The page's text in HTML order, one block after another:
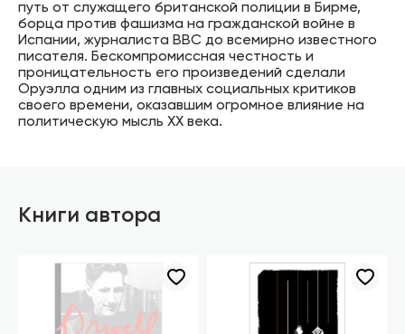
путь от служащего британской полиции в Бирме,
борца против фашизма на гражданской войне в
Испании, журналиста BBC до всемирно известного
писателя. Бескомпромиссная честность и
проницательность его произведений сделали
Оруэлла одним из главных социальных критиков
своего времени, оказавшим огромное влияние на
политическую мысль XX века.
Книги автора